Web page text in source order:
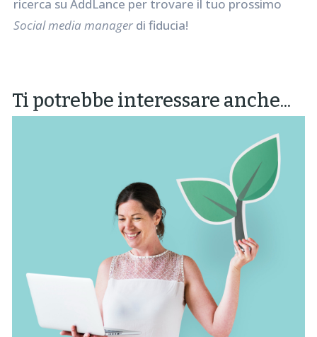
ricerca su AddLance per trovare il tuo prossimo
Social media manager di fiducia!
Ti potrebbe interessare anche...